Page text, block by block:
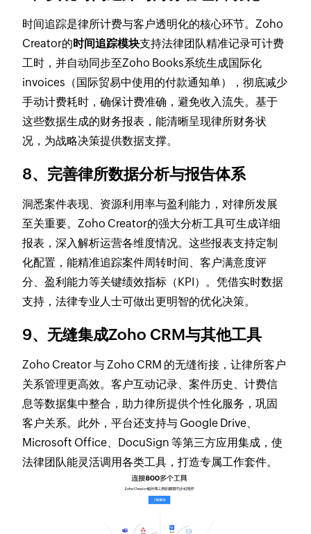
时间追踪是律所计费与客户透明化的核心环节。Zoho
Creator的时间追踪模块支持法律团队精准记录可计费
工时，并自动同步至Zoho Books系统生成国际化
invoices（国际贸易中使用的付款通知单），彻底减少
手动计费耗时，确保计费准确，避免收入流失。基于
这些数据生成的财务报表，能清晰呈现律所财务状
况，为战略决策提供数据支撑。
8、完善律所数据分析与报告体系
洞悉案件表现、资源利用率与盈利能力，对律所发展
至关重要。Zoho Creator的强大分析工具可生成详细
报表，深入解析运营各维度情况。这些报表支持定制
化配置，能精准追踪案件周转时间、客户满意度评
分、盈利能力等关键绩效指标（KPI）。凭借实时数据
支持，法律专业人士可做出更明智的优化决策。
9、无缝集成Zoho CRM与其他工具
Zoho Creator 与 Zoho CRM 的无缝衔接，让律所客户
关系管理更高效。客户互动记录、案件历史、计费信
息等数据集中整合，助力律所提供个性化服务，巩固
客户关系。此外，平台还支持与 Google Drive、
Microsoft Office、DocuSign 等第三方应用集成，使
法律团队能灵活调用各类工具，打造专属工作套件。